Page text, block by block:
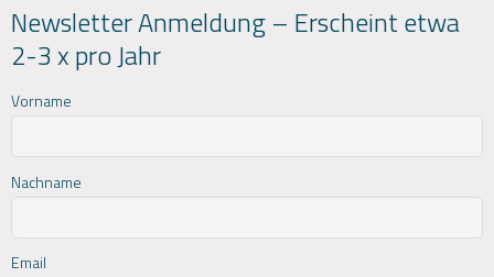
Newsletter Anmeldung – Erscheint etwa
2-3 x pro Jahr
Vorname
Nachname
Email